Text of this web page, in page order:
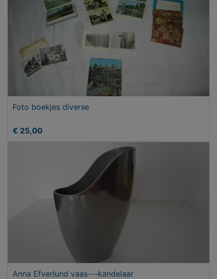
Foto boekjes diverse
€ 25,00
Anna Efverlund vaas---kandelaar